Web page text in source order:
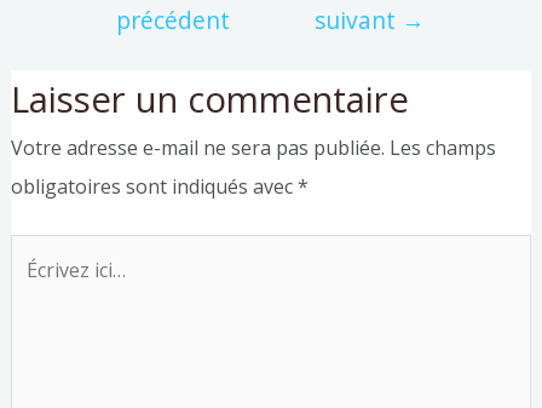
précédent
suivant →
Laisser un commentaire
Votre adresse e-mail ne sera pas publiée. Les champs
obligatoires sont indiqués avec*
Écrivez